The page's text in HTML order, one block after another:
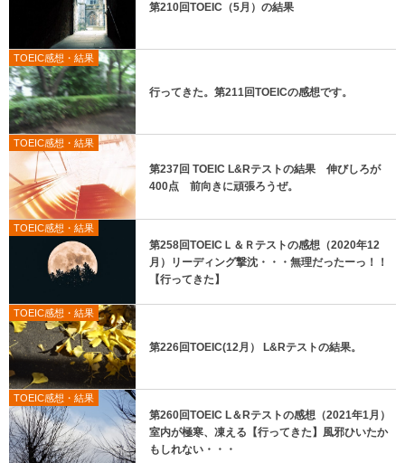
第210回TOEIC（5月）の結果
TOEIC感想・結果
行ってきた。第211回TOEICの感想です。
TOEIC感想・結果
第237回 TOEIC L&Rテストの結果 伸びしろが
400点 前向きに頑張ろうぜ。
TOEIC感想・結果
第258回TOEICＬ＆Ｒテストの感想（2020年12
月）リーディング撃沈・・・無理だったーっ！！
【行ってきた】
TOEIC感想・結果
第226回TOEIC(12月） L&Rテストの結果。
TOEIC感想・結果
第260回TOEIC L＆Rテストの感想（2021年1月）
室内が極寒、凍える【行ってきた】風邪ひいたか
もしれない・・・